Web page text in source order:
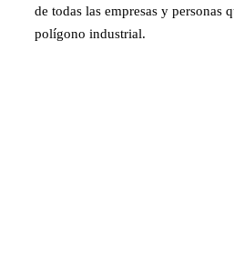
de todas las empresas y personas
polígono industrial.